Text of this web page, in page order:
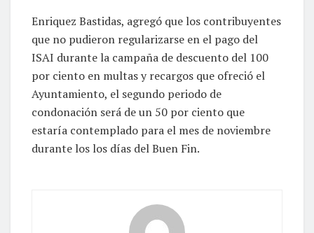
Enriquez Bastidas, agregó que los contribuyentes
que no pudieron regularizarse en el pago del
ISAI durante la campaña de descuento del 100
por ciento en multas y recargos que ofreció el
Ayuntamiento, el segundo periodo de
condonación será de un 50 por ciento que
estaría contemplado para el mes de noviembre
durante los los días del Buen Fin.